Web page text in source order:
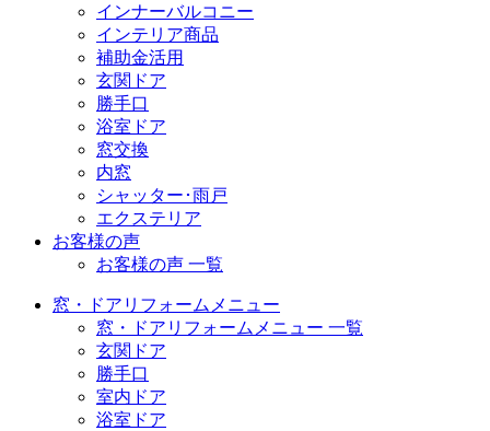
インナーバルコニー
インテリア商品
補助金活用
玄関ドア
勝手口
浴室ドア
窓交換
内窓
シャッター･雨戸
エクステリア
お客様の声
お客様の声 一覧
窓・ドアリフォームメニュー
窓・ドアリフォームメニュー 一覧
玄関ドア
勝手口
室内ドア
浴室ドア